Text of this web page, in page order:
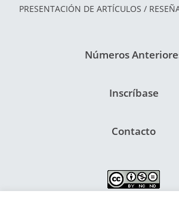
PRESENTACIÓN DE ARTÍCULOS /
Números
Inscríbase
Contacto